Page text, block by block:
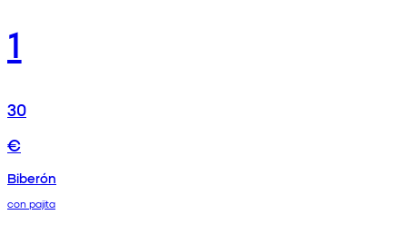
1
30
€
Biberón
con pajita